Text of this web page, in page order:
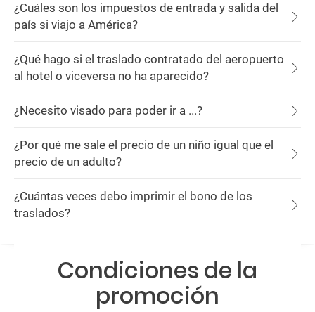
¿Cuáles son los impuestos de entrada y salida del
país si viajo a América?
¿Qué hago si el traslado contratado del aeropuerto
al hotel o viceversa no ha aparecido?
¿Necesito visado para poder ir a ...?
¿Por qué me sale el precio de un niño igual que el
precio de un adulto?
¿Cuántas veces debo imprimir el bono de los
traslados?
Condiciones de la
promoción